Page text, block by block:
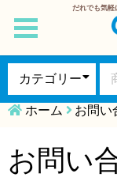
だれでも気軽
toggle
navigation
ホーム お問い
お問い